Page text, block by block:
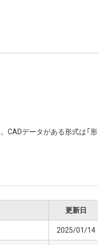
CADデータがある形式は「形
更新日
2025/01/14